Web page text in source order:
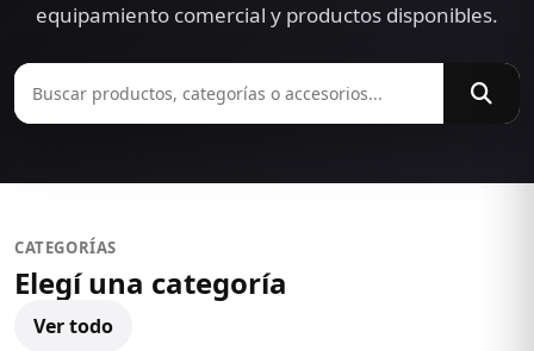
equipamiento comercial y productos disponibles.
CATEGORÍAS
Elegí una categoría
Ver todo